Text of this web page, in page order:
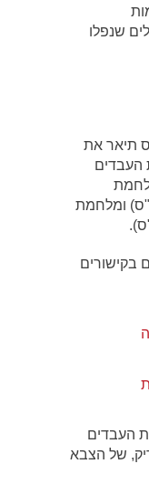
שנפלו
תיאר את
העבדים
מלחמת
(104-100 לפנה"ס) ומלחמת
בקישורים
העבדים
של הצבא